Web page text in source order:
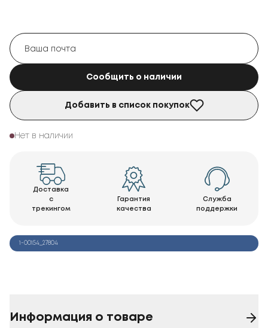
Сообщить о наличии
Добавить в список покупок
Нет в наличии
Доставка
с
трекингом
Гарантия
качества
Служба
поддержки
1-00154_27804
Информация о товаре